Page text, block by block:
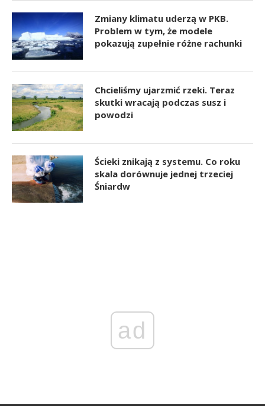
Zmiany klimatu uderzą w PKB.
Problem w tym, że modele
pokazują zupełnie różne rachunki
Chcieliśmy ujarzmić rzeki. Teraz
skutki wracają podczas susz i
powodzi
Ścieki znikają z systemu. Co roku
skala dorównuje jednej trzeciej
Śniardw
ad